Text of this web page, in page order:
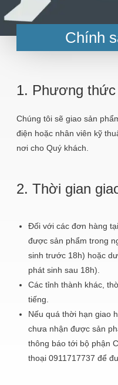
Chính
1. Phương thức
Chúng tôi sẽ giao sản
điện hoặc nhân viên kỹ
nơi cho Quý khách.
2. Thời gian
Đối với các đơn hàng
được sản phẩm trong
sinh trước 18h) hoặc
phát sinh sau 18h).
Các tỉnh thành khác,
tiếng.
Nếu quá thời hạn giao
chưa nhận được sản
thông báo tới bộ phận
thoại 0911717737 để